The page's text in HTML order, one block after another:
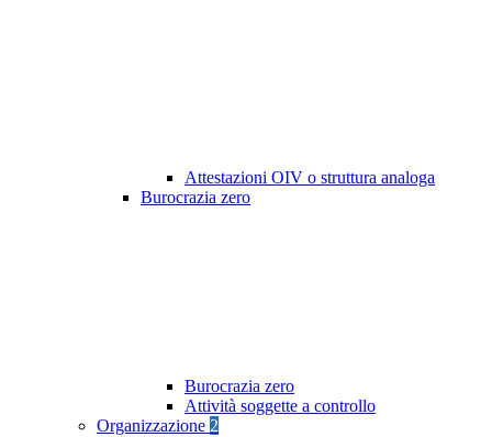
Attestazioni OIV o struttura analoga
Burocrazia zero
Burocrazia zero
Attività soggette a controllo
Organizzazione 2